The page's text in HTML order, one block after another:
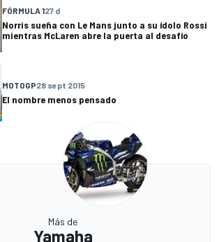
FÓRMULA 127 d
Norris sueña con Le Mans junto a su ídolo Rossi
mientras McLaren abre la puerta al desafío
MOTOGP28 sept 2015
El nombre menos pensado
Más de
Yamaha